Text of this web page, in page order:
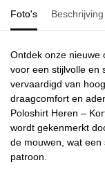
Foto's Beschrijving
Ontdek onze nieuwe
voor een stijlvolle en
vervaardigd van
draagcomfort en
Poloshirt Heren –
wordt gekenmerkt
de mouwen, wat
patroon.